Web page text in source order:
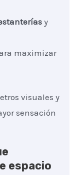
y
maximizar
visuales y
sensación
espacio